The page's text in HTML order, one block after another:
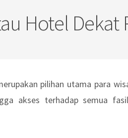
Hotel Dekat
pilihan utama para
akses terhadap semua